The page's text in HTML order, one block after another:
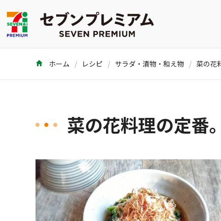
ホーム レシピ サラダ・漬物・和え物
菜の花料理の定番